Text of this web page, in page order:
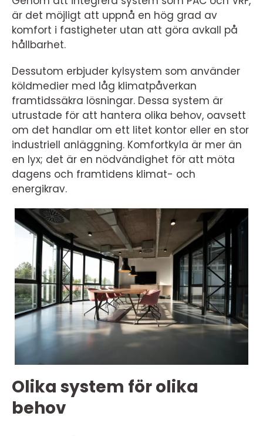
är det möjligt att uppnå en hög grad av
komfort i fastigheter utan att göra avkall på
hållbarhet.
Dessutom erbjuder kylsystem som använder
köldmedier med låg klimatpåverkan
framtidssäkra lösningar. Dessa system är
utrustade för att hantera olika behov, oavsett
om det handlar om ett litet kontor eller en stor
industriell anläggning. Komfortkyla är mer än
en lyx; det är en nödvändighet för att möta
dagens och framtidens klimat- och
energikrav.
Olika system för olika
behov